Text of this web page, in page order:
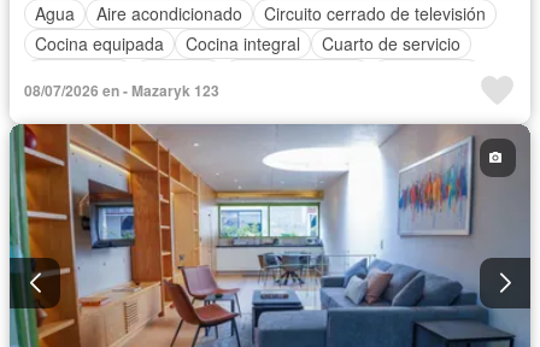
Agua
Aire acondicionado
Circuito cerrado de televisión
Cocina equipada
Cocina integral
Cuarto de servicio
Gimnasio
Internet Azotea
Televisión por cable
Permite niños
Completamente amueblado
08/07/2026 en - Mazaryk 123